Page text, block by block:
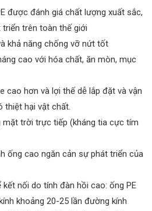
được đánh giá chất lượng xuất sắc,
trên toàn thế giới
khả năng chống vỡ nứt tốt
cao với hóa chất, ăn mòn, mục
cao hơn và lợi thế dễ lắp đặt và vận
thiệt hại vật chất.
mặt trời trực tiếp (kháng tia cực tím
ống cao ngăn cản sự phát triển của
kết nối do tính đàn hồi cao: ống PE
khoảng 20-25 lần đường kính